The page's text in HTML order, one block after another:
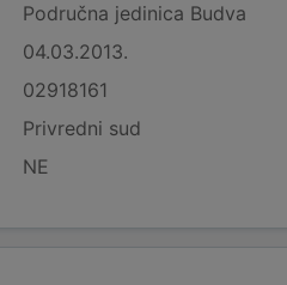
Područna jedinica Budva
04.03.2013.
02918161
Privredni sud
NE